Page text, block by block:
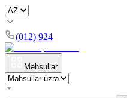
(012) 924
Məhsullar